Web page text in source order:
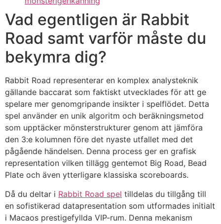
satın al
satın al
panel
panel
panel
panel
panel
panel
panel
panel
panel
panel
Vad egentligen är Rabbit
Road samt varför måste du
bekymra dig?
Rabbit Road representerar en komplex analysteknik
gällande baccarat som faktiskt utvecklades för att ge
spelare mer genomgripande insikter i spelflödet. Detta
spel använder en unik algoritm och beräkningsmetod
som upptäcker mönsterstrukturer genom att jämföra
den 3:e kolumnen före det nyaste utfallet med det
pågående händelsen. Denna process ger en grafisk
representation vilken tillägg gentemot Big Road, Bead
Plate och även ytterligare klassiska scoreboards.
Då du deltar i Rabbit Road spel tilldelas du tillgång till
en sofistikerad datapresentation som utformades initialt
i Macaos prestigefyllda VIP-rum. Denna mekanism